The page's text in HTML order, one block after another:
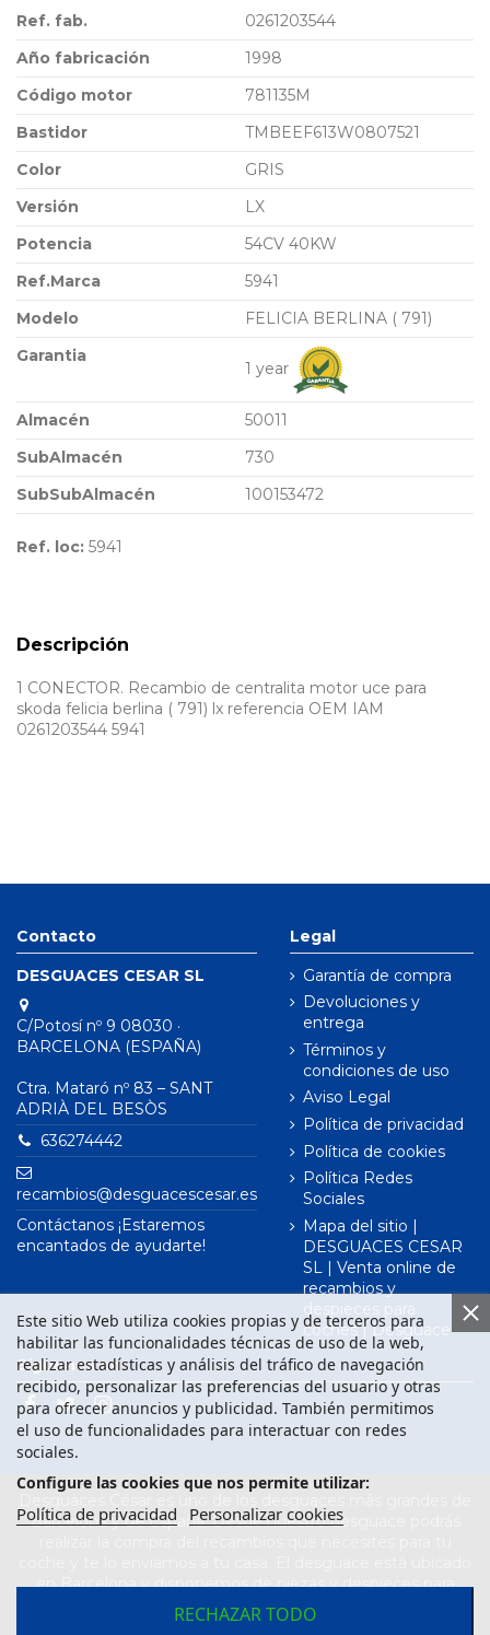
Ref. fab.
0261203544
Año fabricación
1998
Código motor
781135M
Bastidor
TMBEEF613W0807521
Color
GRIS
Versión
LX
Potencia
54CV 40KW
Ref.Marca
5941
Modelo
FELICIA BERLINA ( 791)
Garantia
1 year
Almacén
50011
SubAlmacén
730
SubSubAlmacén
100153472
Ref. loc: 5941
Descripción
1 CONECTOR. Recambio de centralita motor uce para
skoda felicia berlina ( 791) lx referencia OEM IAM
0261203544 5941
Contacto
DESGUACES CESAR SL
C/Potosí nº 9 08030 ·
BARCELONA (ESPAÑA)
Ctra. Mataró nº 83 – SANT
ADRIÀ DEL BESÒS
636274442
recambios@desguacescesar.es
Contáctanos ¡Estaremos
encantados de ayudarte!
Legal
Garantía de compra
Devoluciones y
entrega
Términos y
condiciones de uso
Aviso Legal
Política de privacidad
Política de cookies
Política Redes
Sociales
Mapa del sitio |
DESGUACES CESAR
SL | Venta online de
recambios y
despieces para
coches | Desguace
Este sitio Web utiliza cookies propias y de terceros para
habilitar las funcionalidades técnicas de uso de la web,
realizar estadísticas y análisis del tráfico de navegación
recibido, personalizar las preferencias del usuario y otras
para ofrecer anuncios y publicidad. También permitimos
el uso de funcionalidades para interactuar con redes
sociales.
Configure las cookies que nos permite utilizar:
Política de privacidad Personalizar cookies
RECHAZAR TODO
Síguenos en
Barcelona y de España. Desde nuestro desguace podrás
en Barcelona y disponemos de piezas y despieces para
todas las marcas de vehículos. Compra el recambio que
necesitas para tu coche en nuestro desguace. Los